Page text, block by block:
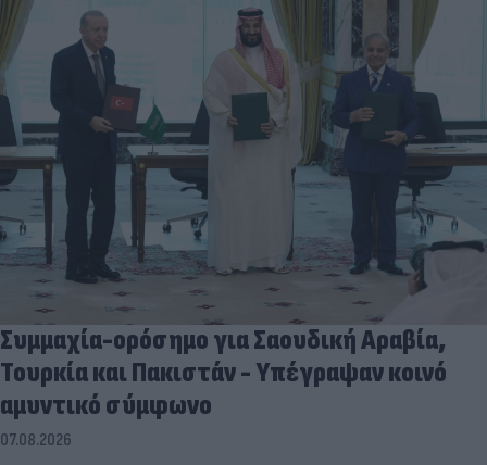
Συμμαχία-ορόσημο για Σαουδική Αραβία,
Τουρκία και Πακιστάν - Υπέγραψαν κοινό
αμυντικό σύμφωνο
07.08.2026